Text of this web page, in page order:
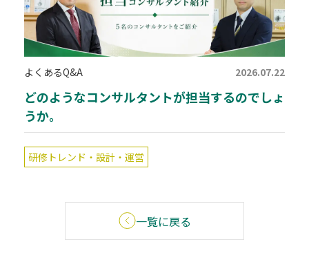
よくあるQ&A 2026.07.22
どのようなコンサルタントが担当するのでしょ
うか。
研修トレンド・設計・運営
一覧に戻る